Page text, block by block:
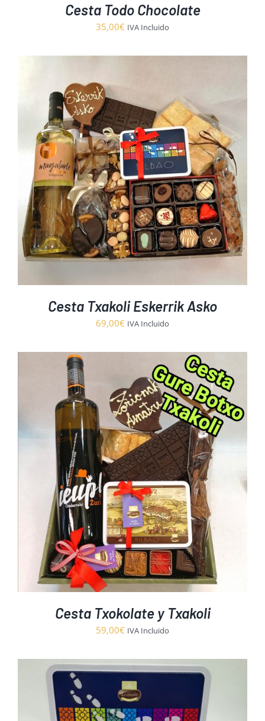
Cesta Todo Chocolate
35,00€ IVA Incluido
Cesta Txakoli Eskerrik Asko
69,00€ IVA Incluido
Cesta Txokolate y Txakoli
59,00€ IVA Incluido